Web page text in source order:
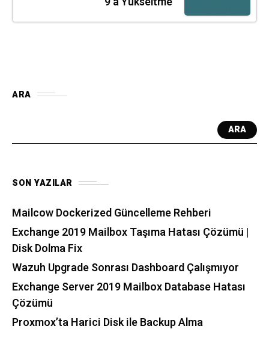
ARA
ARA
SON YAZILAR
Mailcow Dockerized Güncelleme Rehberi
Exchange 2019 Mailbox Taşıma Hatası Çözümü |
Disk Dolma Fix
Wazuh Upgrade Sonrası Dashboard Çalışmıyor
Exchange Server 2019 Mailbox Database Hatası
Çözümü
Proxmox’ta Harici Disk ile Backup Alma